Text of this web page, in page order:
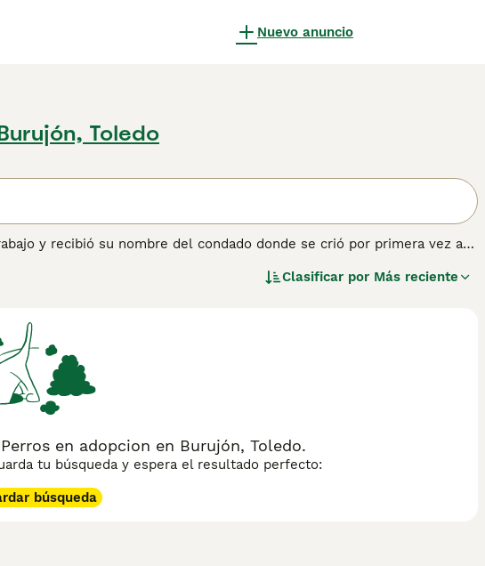
Nuevo anuncio
Toledo
y recibió su nombre del condado donde se crió por primera vez a
afectuosos y animados alguna vez fueron populares como perros
página de consejos de compra de Norwich Terrier para obtener
Clasificar por Más reciente
en adopcion en Burujón, Toledo.
tu búsqueda y espera el resultado perfecto:
búsqueda